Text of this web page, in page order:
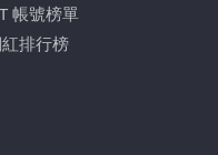
帳號榜單
排行榜